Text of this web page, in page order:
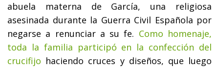
abuela materna de García, una religiosa
asesinada durante la Guerra Civil Española por
negarse a renunciar a su fe. Como homenaje,
toda la familia participó en la confección del
crucifijo haciendo cruces y diseños, que luego